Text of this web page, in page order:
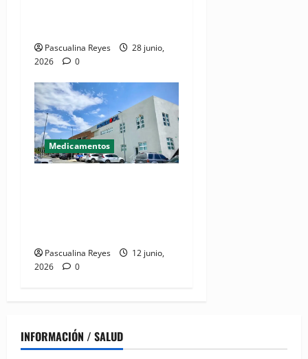
Pascualina Reyes
28 junio,
2026
0
Medicamentos
Pascualina Reyes
12 junio,
2026
0
INFORMACIÓN / SALUD